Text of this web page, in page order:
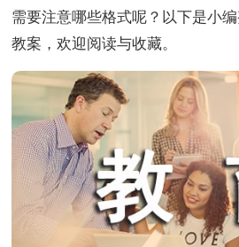
需要注意哪些格式呢？以下是小
教案，欢迎阅读与收藏。